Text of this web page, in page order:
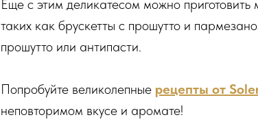
Еще с этим деликатесом можно приготовить
таких как брускетты с прошутто и
прошутто или антипасти.
Попробуйте великолепные рецепты от
неповторимом вкусе и аромате!